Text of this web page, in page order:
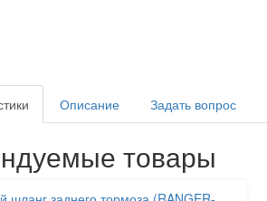
Описание Задать вопрос
товары